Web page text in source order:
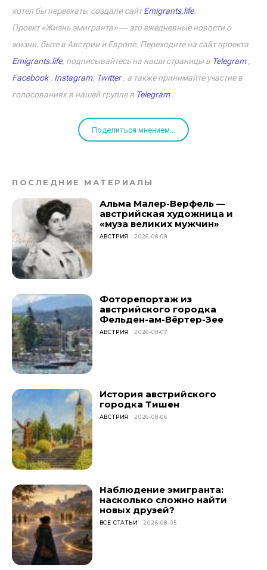
хотел бы переехать, создали сайтEmigrants.life.
Проект «Жизнь эмигранта» ― это ежедневные новости о
жизни, быте в Австрии и Европе. Переходите на сайт проекта
Emigrants.life, подписывайтесь на наши страницы в Telegram,
Facebook, Instagram, Twitter, а также принимайте участие в
голосованиях в нашей группе в Telegram.
Поделиться мнением...
ПОСЛЕДНИЕ МАТЕРИАЛЫ
Альма Малер-Верфель —
австрийская художница и
«муза великих мужчин»
АВСТРИЯ 2026-08-08
Фоторепортаж из
австрийского городка
Фельден-ам-Вёртер-Зее
АВСТРИЯ 2026-08-07
История австрийского
городка Тишен
АВСТРИЯ 2026-08-06
Наблюдение эмигранта:
насколько сложно найти
новых друзей?
ВСЕ СТАТЬИ 2026-08-05